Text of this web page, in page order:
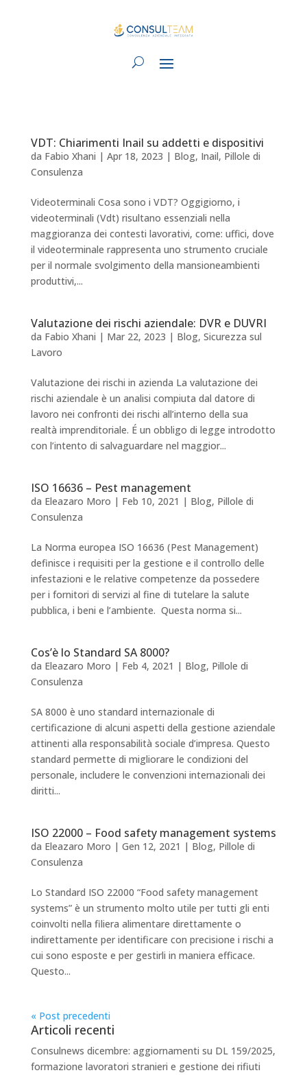
VDT: Chiarimenti Inail su addetti e dispositivi
da Fabio Xhani | Apr 18, 2023 | Blog, Inail, Pillole di
Consulenza
Videoterminali Cosa sono i VDT? Oggigiorno, i
videoterminali (Vdt) risultano essenziali nella
maggioranza dei contesti lavorativi, come: uffici, dove
il videoterminale rappresenta uno strumento cruciale
per il normale svolgimento della mansioneambienti
produttivi,...
Valutazione dei rischi aziendale: DVR e DUVRI
da Fabio Xhani | Mar 22, 2023 | Blog, Sicurezza sul
Lavoro
Valutazione dei rischi in azienda La valutazione dei
rischi aziendale è un analisi compiuta dal datore di
lavoro nei confronti dei rischi all’interno della sua
realtà imprenditoriale. É un obbligo di legge introdotto
con l’intento di salvaguardare nel maggior...
ISO 16636 – Pest management
da Eleazaro Moro | Feb 10, 2021 | Blog, Pillole di
Consulenza
La Norma europea ISO 16636 (Pest Management)
definisce i requisiti per la gestione e il controllo delle
infestazioni e le relative competenze da possedere
per i fornitori di servizi al fine di tutelare la salute
pubblica, i beni e l’ambiente. Questa norma si...
Cos’è lo Standard SA 8000?
da Eleazaro Moro | Feb 4, 2021 | Blog, Pillole di
Consulenza
SA 8000 è uno standard internazionale di
certificazione di alcuni aspetti della gestione aziendale
attinenti alla responsabilità sociale d’impresa. Questo
standard permette di migliorare le condizioni del
personale, includere le convenzioni internazionali dei
diritti...
ISO 22000 – Food safety management systems
da Eleazaro Moro | Gen 12, 2021 | Blog, Pillole di
Consulenza
Lo Standard ISO 22000 “Food safety management
systems” è un strumento molto utile per tutti gli enti
coinvolti nella filiera alimentare direttamente o
indirettamente per identificare con precisione i rischi a
cui sono esposte e per gestirli in maniera efficace.
Questo...
« Post precedenti
Articoli recenti
Consulnews dicembre: aggiornamenti su DL 159/2025,
formazione lavoratori stranieri e gestione dei rifiuti